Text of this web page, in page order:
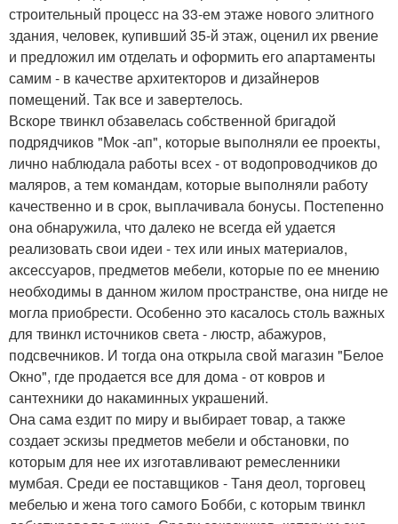
строительный процесс на 33-ем этаже нового элитного
здания, человек, купивший 35-й этаж, оценил их рвение
и предложил им отделать и оформить его апартаменты
самим - в качестве архитекторов и дизайнеров
помещений. Так все и завертелось.
Вскоре твинкл обзавелась собственной бригадой
подрядчиков "Мок -ап", которые выполняли ее проекты,
лично наблюдала работы всех - от водопроводчиков до
маляров, а тем командам, которые выполняли работу
качественно и в срок, выплачивала бонусы. Постепенно
она обнаружила, что далеко не всегда ей удается
реализовать свои идеи - тех или иных материалов,
аксессуаров, предметов мебели, которые по ее мнению
необходимы в данном жилом пространстве, она нигде не
могла приобрести. Особенно это касалось столь важных
для твинкл источников света - люстр, абажуров,
подсвечников. И тогда она открыла свой магазин "Белое
Окно", где продается все для дома - от ковров и
сантехники до накаминных украшений.
Она сама ездит по миру и выбирает товар, а также
создает эскизы предметов мебели и обстановки, по
которым для нее их изготавливают ремесленники
мумбая. Среди ее поставщиков - Таня деол, торговец
мебелью и жена того самого Бобби, с которым твинкл